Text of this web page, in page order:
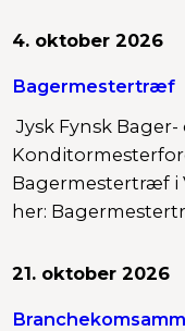
4. oktober 2026
Bagermestertræf
Jysk Fynsk Bager-
Bagermestertræf i
her:
21. oktober 2026